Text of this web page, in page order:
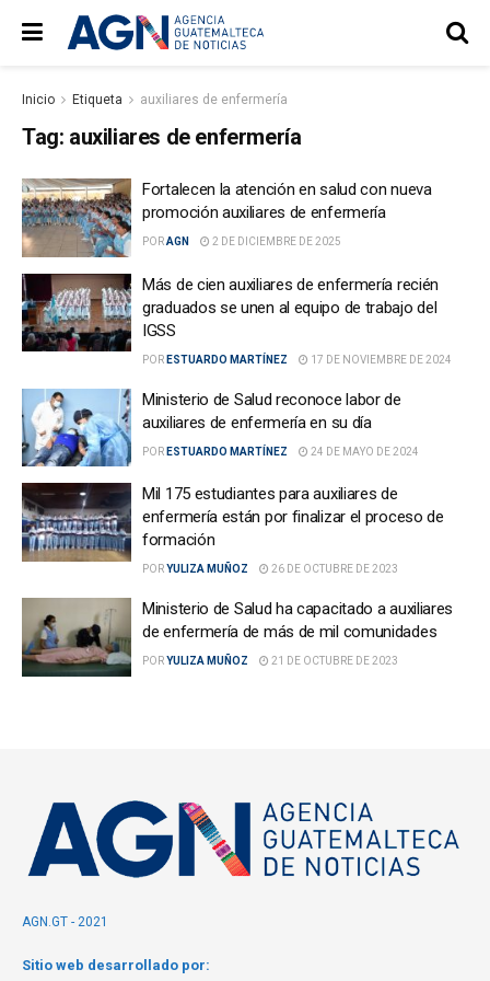
Inicio Etiqueta auxiliares de enfermería
Tag: auxiliares de enfermería
Fortalecen la atención en salud con nueva
promoción auxiliares de enfermería
PORAGN 2 DE DICIEMBRE DE 2025
Más de cien auxiliares de enfermería recién
graduados se unen al equipo de trabajo del
IGSS
POR ESTUARDO MARTÍNEZ 17 DE NOVIEMBRE DE 2024
Ministerio de Salud reconoce labor de
auxiliares de enfermería en su día
POR ESTUARDO MARTÍNEZ 24 DE MAYO DE 2024
Mil 175 estudiantes para auxiliares de
enfermería están por finalizar el proceso de
formación
PORYULIZA MUÑOZ 26 DE OCTUBRE DE 2023
Ministerio de Salud ha capacitado a auxiliares
de enfermería de más de mil comunidades
PORYULIZA MUÑOZ 21 DE OCTUBRE DE 2023
AGN.GT - 2021
Sitio web desarrollado por: